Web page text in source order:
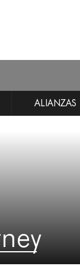
ALIANZAS